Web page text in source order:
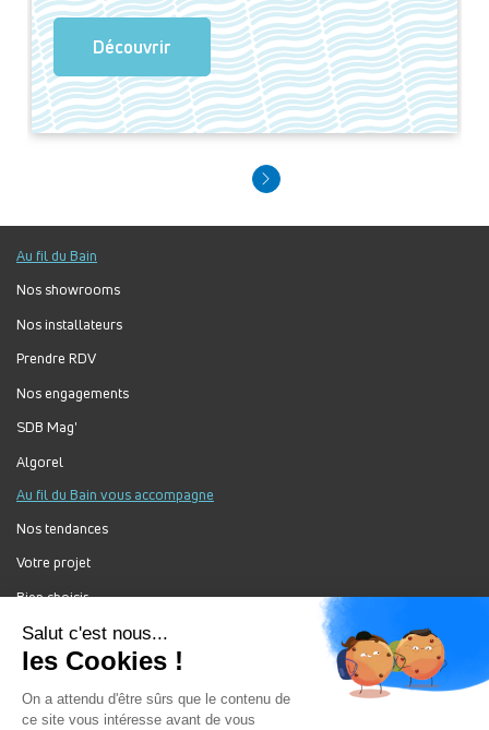
Découvrir
Au fil du Bain
Nos showrooms
Nos installateurs
Prendre RDV
Nos engagements
SDB Mag'
Algorel
Au fil du Bain vous accompagne
Nos tendances
Votre projet
Bien choisir
Forum Au Fil du Bain
Nos produits